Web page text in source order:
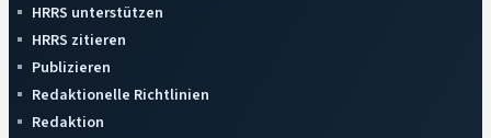
HRRS unterstützen
HRRS zitieren
Publizieren
Redaktionelle Richtlinien
Redaktion